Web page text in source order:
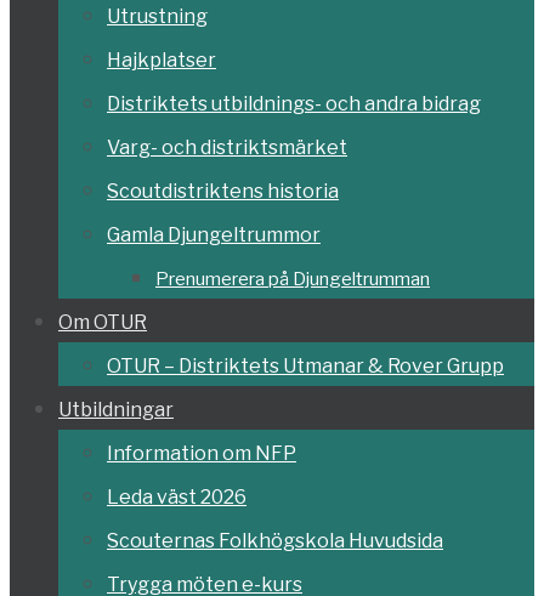
Utrustning
Hajkplatser
Distriktets utbildnings- och andra bidrag
Varg- och distriktsmärket
Scoutdistriktens historia
Gamla Djungeltrummor
Prenumerera på Djungeltrumman
Om OTUR
OTUR – Distriktets Utmanar & Rover Grupp
Utbildningar
Information om NFP
Leda väst 2026
Scouternas Folkhögskola Huvudsida
Trygga möten e-kurs